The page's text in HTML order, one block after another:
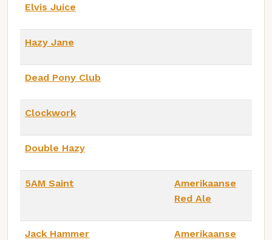
Elvis Juice
Hazy Jane
Dead Pony Club
Clockwork
Double Hazy
5AM Saint
Amerikaanse
Red Ale
Jack Hammer
Amerikaanse